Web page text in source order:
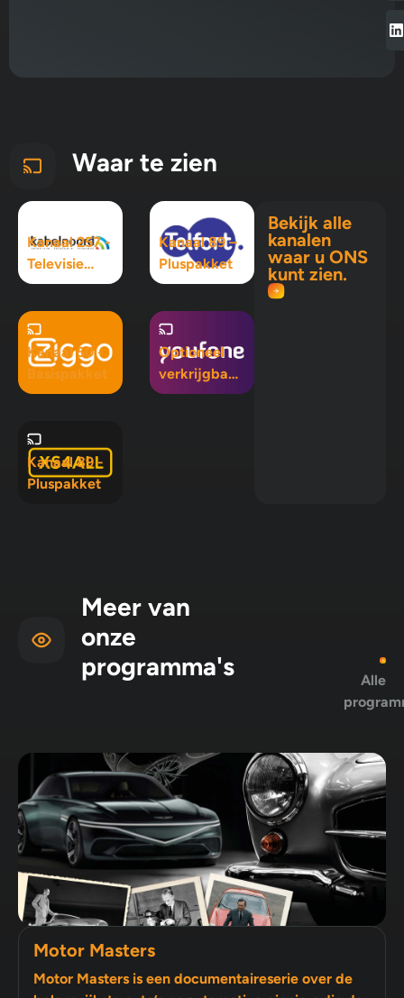
Waar te zien
Kanaal 257 -
Televisie
Maximaal
Kanaal 89 –
Pluspakket
Kanaal 50 -
Basispakket
Optioneel
verkrijgbaar
in Mix 5, Mix
Kanaal 89 -
Pluspakket
Bekijk alle
kanalen
waar u ONS
kunt zien.
Meer van
onze
programma's
Alle
Motor Masters
Motor Masters is een documentaireserie over de